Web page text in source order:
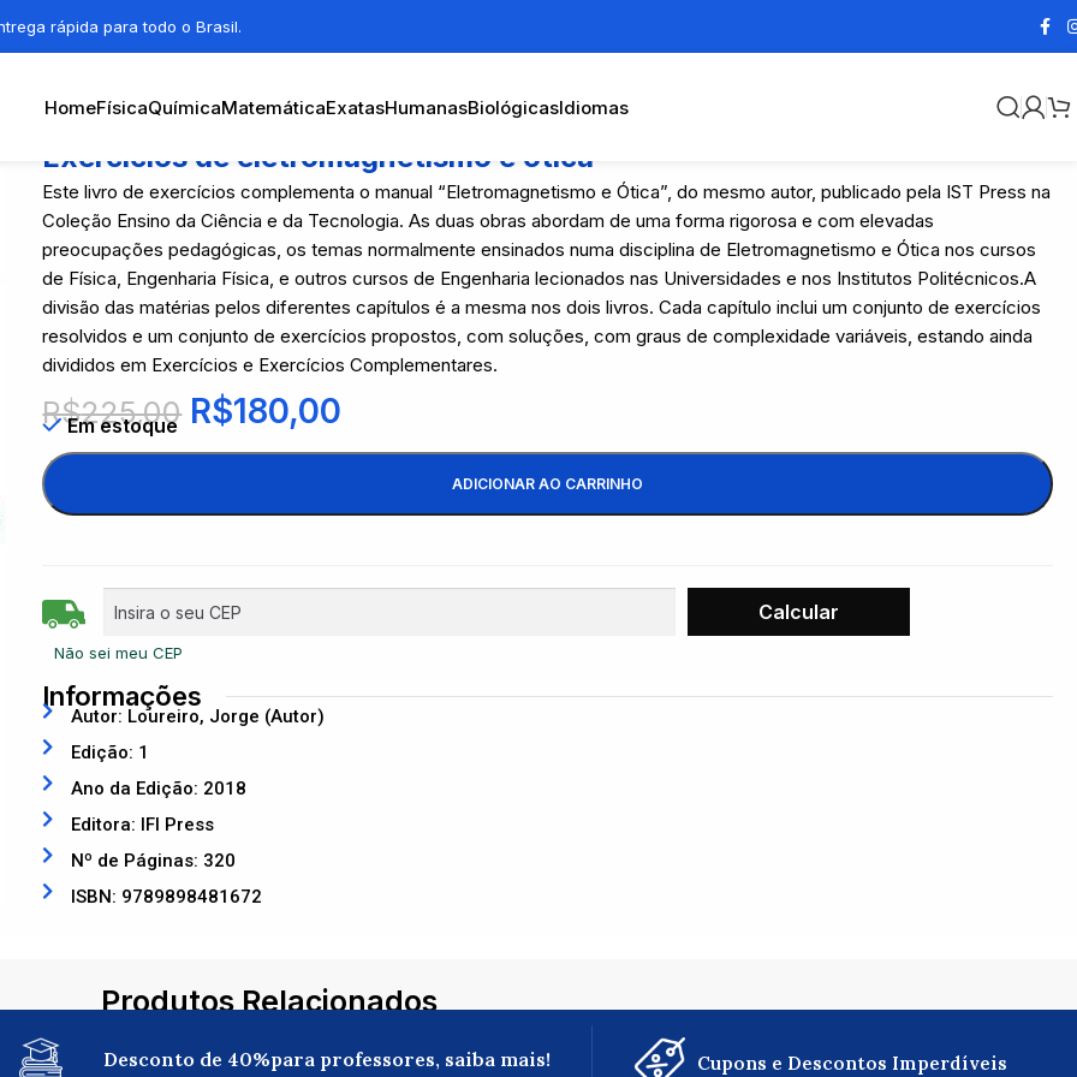
rápida para todo o Brasil.
HomeFísicaQuímicaMatemáticaExatasHumanasBiológicasIdiomas
Exercícios de eletromagnetismo e ótica
Este livro de exercícios complementa o manual “Eletromagnetismo e Ótica”, do mesmo autor, publicado pela IST Press na
Coleção Ensino da Ciência e da Tecnologia. As duas obras abordam de uma forma rigorosa e com elevadas
preocupações pedagógicas, os temas normalmente ensinados numa disciplina de Eletromagnetismo e Ótica nos cursos
de Física, Engenharia Física, e outros cursos de Engenharia lecionados nas Universidades e nos Institutos Politécnicos.A
divisão das matérias pelos diferentes capítulos é a mesma nos dois livros. Cada capítulo inclui um conjunto de exercícios
resolvidos e um conjunto de exercícios propostos, com soluções, com graus de complexidade variáveis, estando ainda
divididos em Exercícios e Exercícios Complementares.
R$225,00 R$180,00
Em estoque
ADICIONAR AO CARRINHO
Não sei meu CEP
Informações
Autor: Loureiro, Jorge (Autor)
Edição: 1
Ano da Edição: 2018
Editora: IFI Press
Nº de Páginas: 320
ISBN: 9789898481672
Produtos Relacionados
Desconto de 40%para professores, saiba mais! Cupons e Descontos Imperdíveis